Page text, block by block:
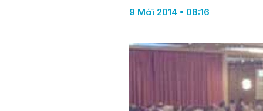
9 Μάϊ 2014 • 08:16